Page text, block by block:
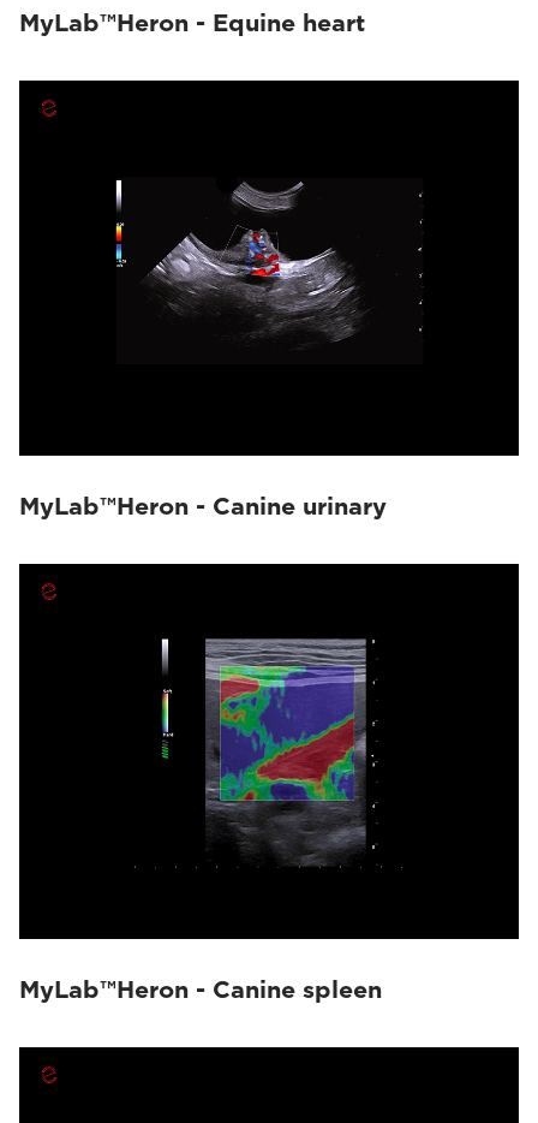
MyLab™Heron - Equine heart
MyLab™Heron - Canine urinary
MyLab™Heron - Canine spleen